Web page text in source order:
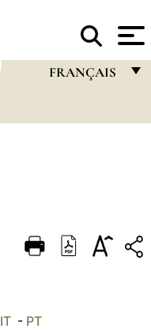
FRANÇAIS
DEUTSCH
IT- PT